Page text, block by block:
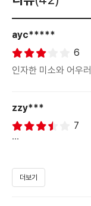
ayc*****
6
인자한 미소와 어우
zzy***
7
2015년 대한민국에
(한국 관객의 영화
더보기